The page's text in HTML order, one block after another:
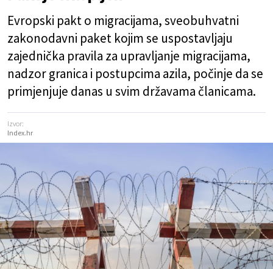
Evropski pakt o migracijama, sveobuhvatni
zakonodavni paket kojim se uspostavljaju
zajednička pravila za upravljanje migracijama,
nadzor granica i postupcima azila, počinje da se
primjenjuje danas u svim državama članicama.
Izvor:
Index.hr